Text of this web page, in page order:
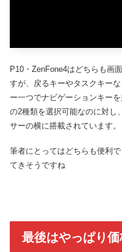
P10・ZenFone4はどちらも画
すが、戻るキーやタスクキー
ー一つでナビゲーションキー
の2種類を選択可能なのに対し
サーの横に搭載されています。
筆者にとってはどちらも便利
てきそうですね
最後はやっぱり価